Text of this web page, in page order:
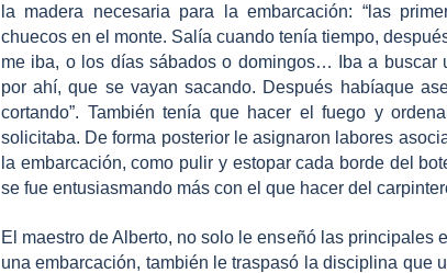
la madera necesaria para la embarcación: “las
chuecos en el monte. Salía cuando tenía tiempo,
me iba, o los días sábados o domingos… Iba a buscar
por ahí, que se vayan sacando. Después habíaque
cortando”. También tenía que hacer el fuego y
solicitaba. De forma posterior le asignaron labores
la embarcación, como pulir y estopar cada borde del
se fue entusiasmando más con el que hacer del
El maestro de Alberto, no solo le enseñó las principales
una embarcación, también le traspasó la disciplina que